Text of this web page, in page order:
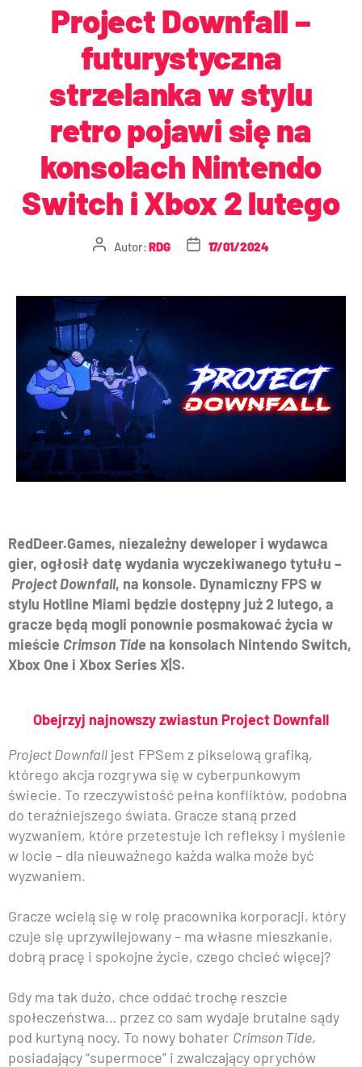
Project Downfall –
futurystyczna
strzelanka w stylu
retro pojawi się na
konsolach Nintendo
Switch i Xbox 2 lutego
Autor:RDG 17/01/2024
RedDeer.Games, niezależny deweloper i wydawca
gier, ogłosił datę wydania wyczekiwanego tytułu –
Project Downfall, na konsole. Dynamiczny FPS w
stylu Hotline Miami będzie dostępny już 2 lutego, a
gracze będą mogli ponownie posmakować życia w
mieście Crimson Tide na konsolach Nintendo Switch,
Xbox One i Xbox Series X|S.
Obejrzyj najnowszy zwiastun Project Downfall
Project Downfall jest FPSem z pikselową grafiką,
którego akcja rozgrywa się w cyberpunkowym
świecie. To rzeczywistość pełna konfliktów, podobna
do teraźniejszego świata. Gracze staną przed
wyzwaniem, które przetestuje ich refleksy i myślenie
w locie – dla nieuważnego każda walka może być
wyzwaniem.
Gracze wcielą się w rolę pracownika korporacji, który
czuje się uprzywilejowany – ma własne mieszkanie,
dobrą pracę i spokojne życie, czego chcieć więcej?
Gdy ma tak dużo, chce oddać trochę reszcie
społeczeństwa… przez co sam wydaje brutalne sądy
pod kurtyną nocy. To nowy bohater Crimson Tide,
posiadający “supermoce” i zwalczający oprychów